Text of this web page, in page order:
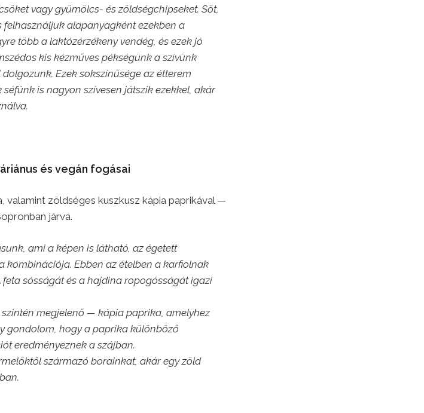
vagy gyümölcs- és zöldségchipseket. Sőt,
alapanyagként ezekben a
több a laktózérzékeny vendég, és ezek jó
kis kézműves pékségünk a szívünk
Ezek sokszínűsége az étterem
is nagyon szívesen játszik ezekkel, akár
és vegán fogásai
zöldséges kuszkusz kápia paprikával —
járva.
ami a képen is látható, az égetett
kombinációja. Ebben az ételben a karfiolnak
sósságát és a hajdina ropogósságát igazi
megjelenő — kápia paprika, amelyhez
gondolom, hogy a paprika különböző
eredményeznek a szájban.
származó borainkat, akár egy zöld